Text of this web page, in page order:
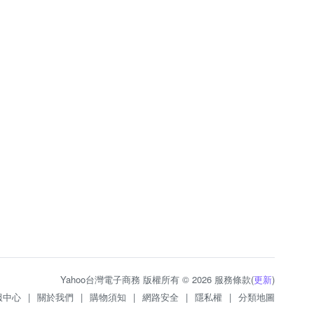
Yahoo台灣電子商務 版權所有 © 2026 服務條款(更新)
中心 | 關於我們 | 購物須知 | 網路安全 | 隱私權 | 分類地圖